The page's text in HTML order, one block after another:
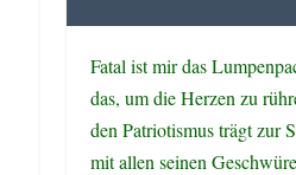
Fatal ist mir das
das, um die Herzen zu
den Patriotismus trägt zur
mit allen seinen